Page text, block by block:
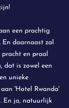
een prachtig
En daarnaast zal
en praal
dat is zowel een
unieke
'Hotel Rwanda'
En ja, natuurlijk